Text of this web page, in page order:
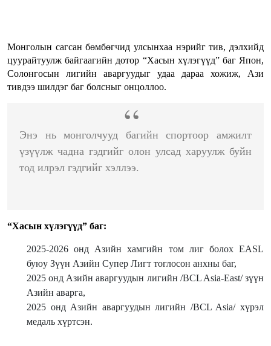
Монголын сагсан бөмбөгчид улсынхаа нэрийг тив, дэлхийд
цуурайтуулж байгаагийн дотор “Хасын хүлэгүүд” баг Япон,
Солонгосын лигийн аваргуудыг удаа дараа хожиж, Ази
тивдээ шилдэг баг болсныг онцоллоо.
Энэ нь монголчууд багийн спортоор амжилт
үзүүлж чадна гэдгийг олон улсад харуулж буйн
тод илрэл гэдгийг хэллээ.
“Хасын хүлэгүүд” баг:
2025-2026 онд Азийн хамгийн том лиг болох EASL
буюу Зүүн Азийн Супер Лигт тоглосон анхны баг,
2025 онд Азийн аваргуудын лигийн /BCL Asia-East/ зүүн
Азийн аварга,
2025 онд Азийн аваргуудын лигийн /BCL Asia/ хүрэл
медаль хүртсэн.